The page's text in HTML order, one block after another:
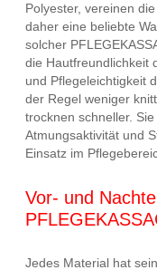
Polyester, vereinen
daher eine beliebte
solcher
die Hautfreundlichkeit
und Pflegeleichtigkeit
der Regel weniger
trocknen schneller.
Atmungsaktivität und
Einsatz im
Vor- und
Jedes Material hat